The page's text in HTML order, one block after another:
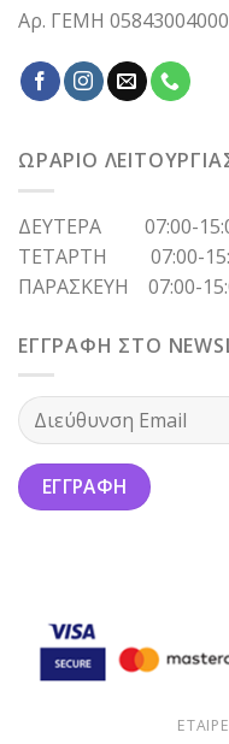
Αρ. ΓΕΜΗ 05843004000
ΩΡΑΡΙΟ
ΔΕΥΤΕΡΑ 07:00-
ΤΕΤΑΡΤΗ 07:00-
ΠΑΡΑΣΚΕΥΗ 07:00-
ΕΓΓΡΑΦΗ ΣΤΟ